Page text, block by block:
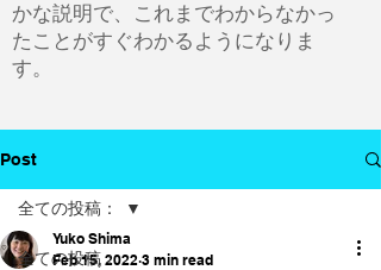
かな説明で、これまでわからなかっ
たことがすぐわかるようになりま
す。
Post
全ての投稿：
全ての投稿：
Yuko Shima
Feb 15, 2022 3 min read